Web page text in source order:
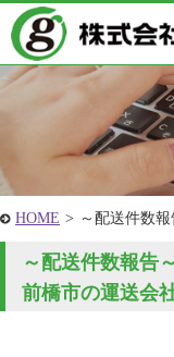
HOME > ～配送件数
～配送件数報告
前橋市の運送会